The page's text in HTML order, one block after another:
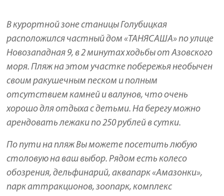
В курортной зоне станицы Голубицкая
расположился частный дом «ТАНЯСАША» по улице
Новозападная 9, в 2 минутах ходьбы от Азовского
моря. Пляж на этом участке побережья необычен
своим ракушечным песком и полным
отсутствием камней и валунов, что очень
хорошо для отдыха с детьми. На берегу можно
арендовать лежаки по 250 рублей в сутки.
По пути на пляж Вы можете посетить любую
столовую на ваш выбор. Рядом есть колесо
обозрения, дельфинарий, аквапарк «Амазонки»,
парк аттракционов, зоопарк, комплекс